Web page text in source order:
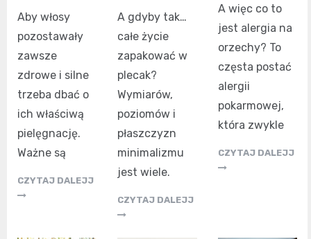
Aby włosy
pozostawały
zawsze
zdrowe i silne
trzeba dbać o
ich właściwą
pielęgnację.
Ważne są
CZYTAJ DALEJJ
A gdyby tak…
całe życie
zapakować w
plecak?
Wymiarów,
poziomów i
płaszczyzn
minimalizmu
jest wiele.
CZYTAJ DALEJJ
A więc co to
jest alergia na
orzechy? To
częsta postać
alergii
pokarmowej,
która zwykle
CZYTAJ DALEJJ